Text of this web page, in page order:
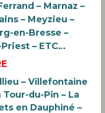
– Marnaz –
– Meyzieu –
en-Bresse –
– ETC…
– Villefontaine
Tour-du-Pin – La
en Dauphiné –